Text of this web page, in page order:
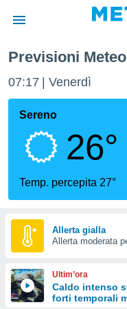
di
per
le
di
Web
le
Previsioni
07:17 Venerdì
Sereno
26°
Temp. percepita 27°
Allerta gialla
Allerta moderata
Ultim’ora
Caldo intenso
forti temporali